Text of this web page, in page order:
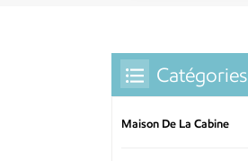
Catégories
Maison De La Cabine